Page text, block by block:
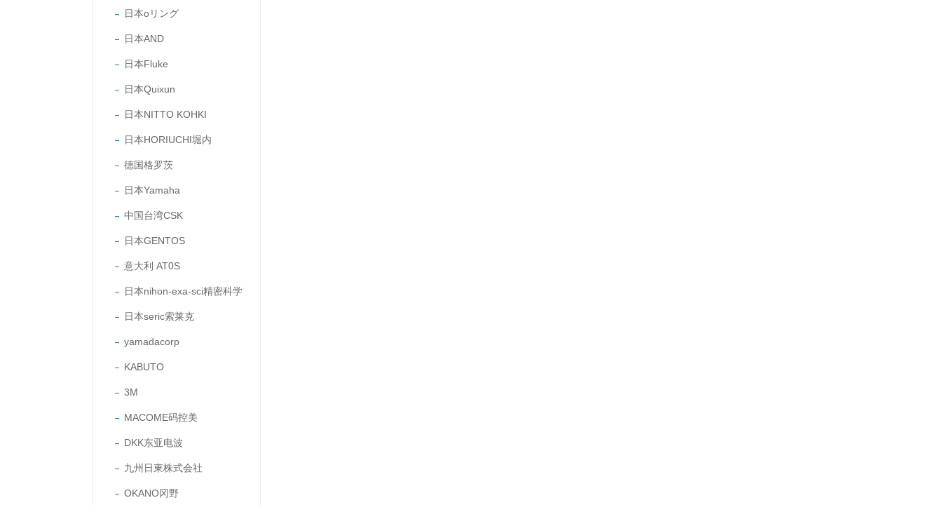
日本oリング
日本AND
日本Fluke
日本Quixun
日本NITTO KOHKI
日本HORIUCHI堀内
德国格罗茨
日本Yamaha
中国台湾CSK
日本GENTOS
意大利 AT0S
日本nihon-exa-sci精密科学
日本seric索莱克
yamadacorp
KABUTO
3M
MACOME码控美
DKK东亚电波
九州日東株式会社
OKANO冈野